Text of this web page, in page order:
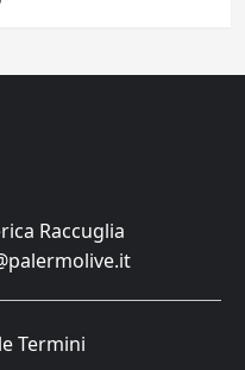
Raccuglia
Termini